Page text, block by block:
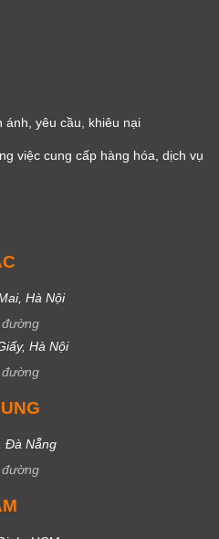
24 giờ
điểm của đồng hồ Casio
bật với đường kính mặt lớn từ 50 –
sự cân bằng giữa sự bền bỉ và tính
chỉ khoảng 55 – 65g giúp người đeo
biến: một phiên bản sử dụng màn
bản kết hợp giữa kim truyền thống
ánh, yêu cầu, khiêu nại
việc cung cấp hàng hóa, dịch vụ
Hà Nội
Hà Nội
Đà Nẵng